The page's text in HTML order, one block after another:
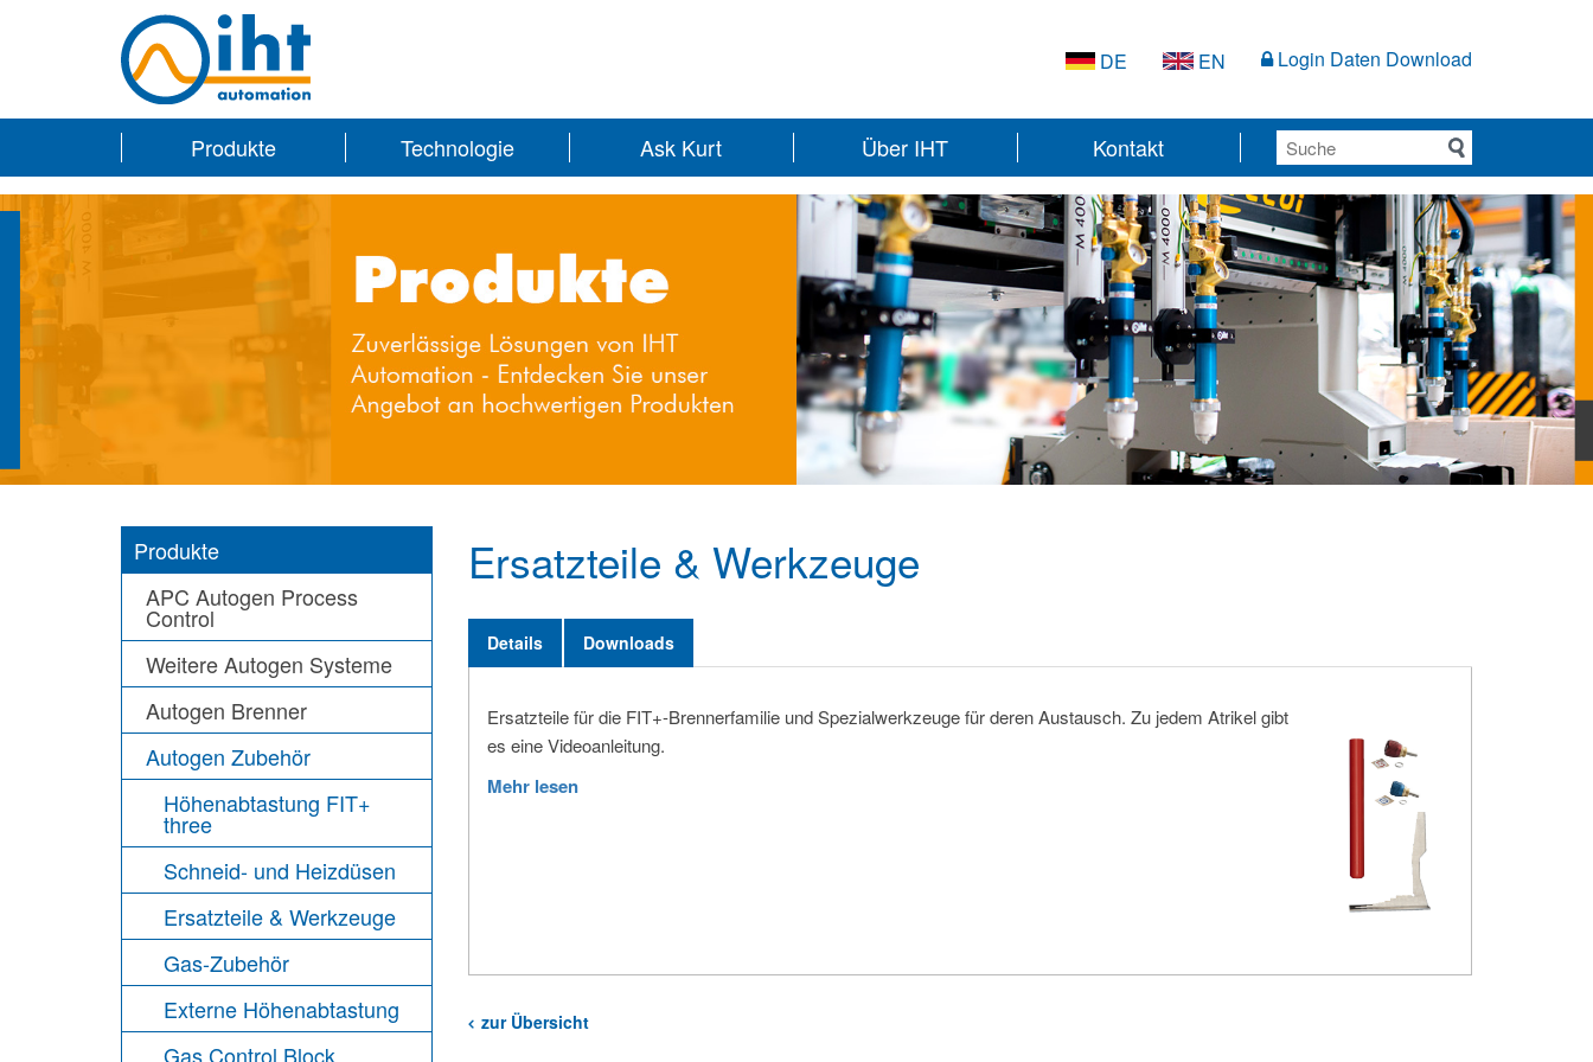
DE EN Login Daten Download
Produkte Technologie Ask Kurt Über IHT Kontakt
Produkte
APC Autogen Process
Control
Weitere Autogen Systeme
Autogen Brenner
Autogen Zubehör
Höhenabtastung FIT+
three
Schneid- und Heizdüsen
Ersatzteile & Werkzeuge
Gas-Zubehör
Externe Höhenabtastung
Gas Control Block
Ersatzteile & Werkzeuge
Details Downloads
Ersatzteile für die FIT+-Brennerfamilie und Spezialwerkzeuge für deren Austausch. Zu jedem Atrikel gibt
es eine Videoanleitung.
Mehr lesen
zur Übersicht